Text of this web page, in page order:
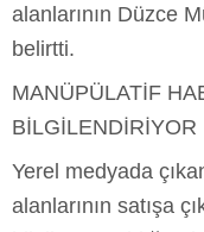
alanlarının Düzce
belirtti.
MANÜPÜLATİF
BİLGİLENDİRİYOR
Yerel medyada
alanlarının satışa